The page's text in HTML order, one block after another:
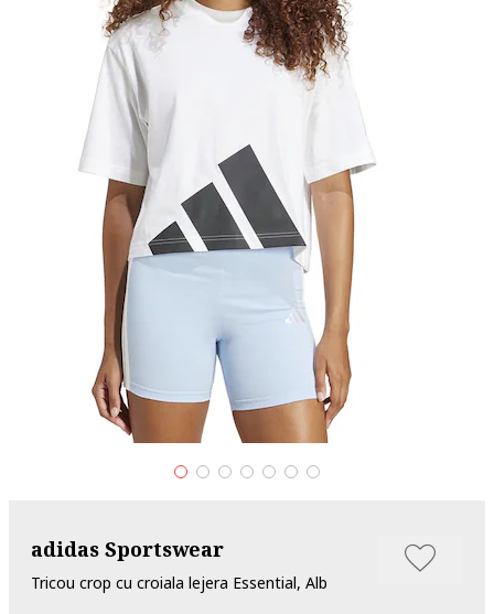
adidas Sportswear
Tricou crop cu croiala lejera Essential, Alb